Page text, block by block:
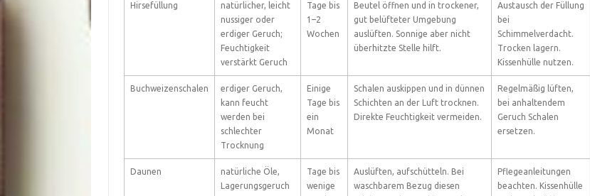
Hirsefüllung
natürlicher, leicht
nussiger oder
erdiger Geruch;
Feuchtigkeit
verstärkt Geruch
Tage bis
1–2
Wochen
Beutel öffnen und in trockener,
gut belüfteter Umgebung
auslüften. Sonnige aber nicht
überhitzte Stelle hilft.
Austausch der Füllung
bei
Schimmelverdacht.
Trocken lagern.
Kissenhülle nutzen.
Buchweizenschalen
erdiger Geruch,
kann feucht
werden bei
schlechter
Trocknung
Einige
Tage bis
ein
Monat
Schalen auskippen und in dünnen
Schichten an der Luft trocknen.
Direkte Feuchtigkeit vermeiden.
Regelmäßig lüften,
bei anhaltendem
Geruch Schalen
ersetzen.
Daunen
natürliche Öle,
Lagerungsgeruch
Tage bis
wenige
Auslüften, aufschütteln. Bei
waschbarem Bezug diesen
Pflegeanleitungen
beachten. Kissenhülle